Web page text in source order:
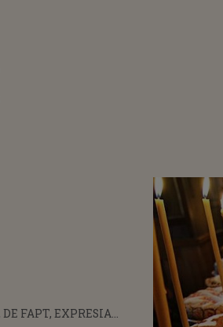
FAPT, EXPRESIA